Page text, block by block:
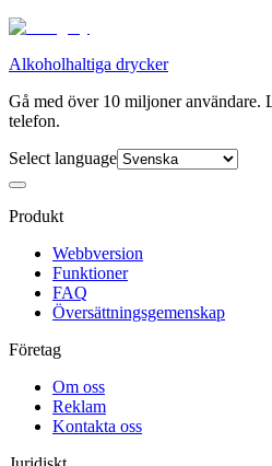
Alkoholhaltiga drycker
Gå med över 10 miljoner användare.
telefon.
Select language
Produkt
Webbversion
Funktioner
FAQ
Översättningsgemenskap
Företag
Om oss
Reklam
Kontakta oss